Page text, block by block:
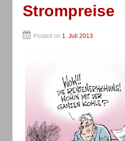
Strompreise
Posted on 1. Juli 2013